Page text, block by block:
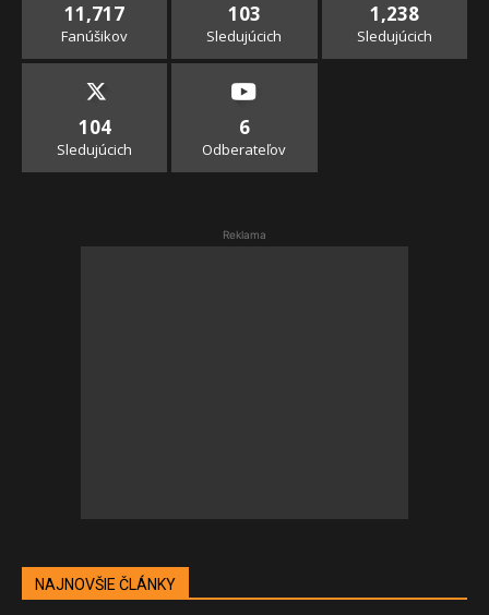
11,717
Fanúšikov
103
Sledujúcich
1,238
Sledujúcich
104
Sledujúcich
6
Odberateľov
Reklama
NAJNOVŠIE ČLÁNKY